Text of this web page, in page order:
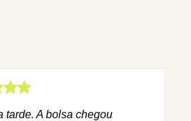
tarde. A bolsa chegou